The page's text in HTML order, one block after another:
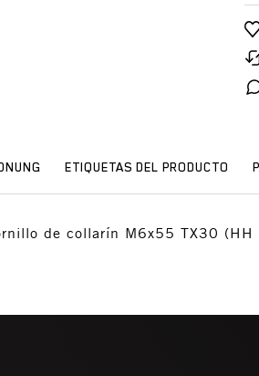
ETIQUETAS DEL PRODUCTO
de collarín M6x55 TX30